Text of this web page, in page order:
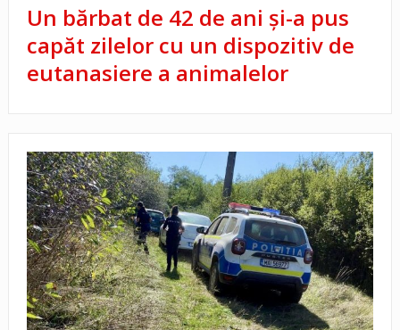
Un bărbat de 42 de ani și-a pus
capăt zilelor cu un dispozitiv de
eutanasiere a animalelor